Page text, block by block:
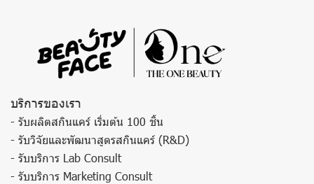
บริการของเรา
- รับผลิตสกินแคร์ เริ่มต้น 100 ชิ้น
- รับวิจัยและพัฒนาสูตรสกินแคร์ (R&D)
- รับบริการ Lab Consult
- รับบริการ Marketing Consult